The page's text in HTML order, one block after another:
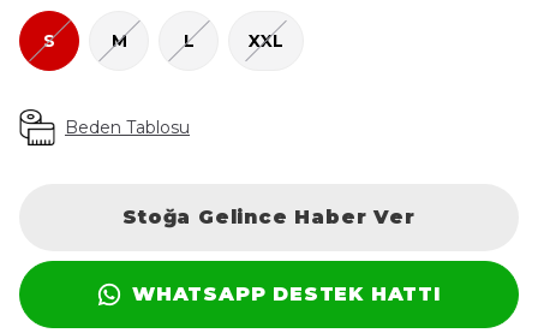
S M L XXL
Beden Tablosu
Stoğa Gelince Haber Ver
WHATSAPP DESTEK HATTI